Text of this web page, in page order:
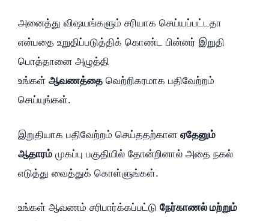
அனைத்து விஷயங்களும் சரியாக செய்யப்பட்டதா
என்பதை உறுதிப்படுத்திக் கொண்ட பின்னர் இறுதி
பொத்தானை அழுத்தி
உங்கள் ஆவணத்தை வெற்றிகரமாக பதிவேற்றம்
செய்யுங்கள்.
இறுதியாக பதிவேற்றம் செய்ததற்கான ஏதேனும்
ஆதாரம் முகப்பு பகுதியில் தோன்றினால் அதை நகல்
எடுத்து வைத்துக் கொள்ளுங்கள்.
உங்கள் ஆவணம் சரிபார்க்கப்பட்டு நேர்காணல் மற்றும்